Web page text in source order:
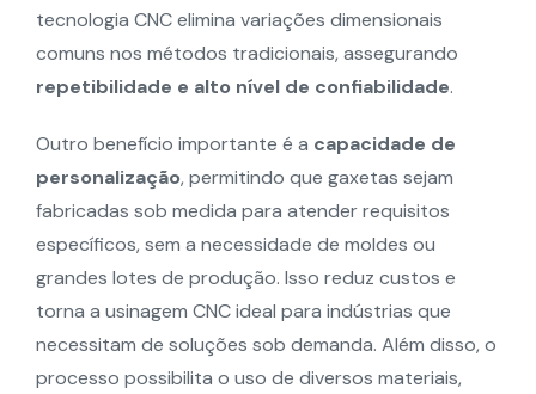
tecnologia CNC elimina variações dimensionais
comuns nos métodos tradicionais, assegurando
repetibilidade e alto nível de confiabilidade.
Outro benefício importante é a capacidade de
personalização, permitindo que gaxetas sejam
fabricadas sob medida para atender requisitos
específicos, sem a necessidade de moldes ou
grandes lotes de produção. Isso reduz custos e
torna a usinagem CNC ideal para indústrias que
necessitam de soluções sob demanda. Além disso, o
processo possibilita o uso de diversos materiais,